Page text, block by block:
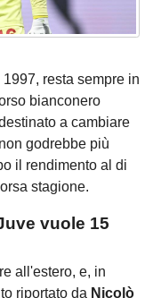
resta sempre in
bianconero
a cambiare
godrebbe più
il rendimento al di
stagione.
vuole 15
all'estero, e, in
riportato da Nicolò